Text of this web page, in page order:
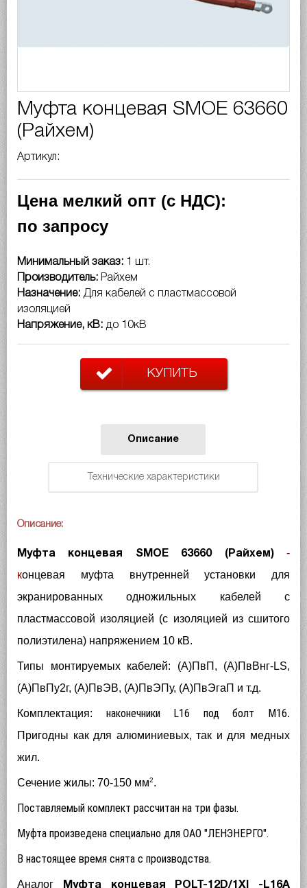
Муфта концевая SMOE 63660
(Райхем)
Артикул:
Цена мелкий опт (с НДС):
по запросу
Минимальный заказ:
1 шт.
Производитель: Райхем
Назначение: Для кабелей с пластмассовой
изоляцией
Напряжение, кВ: до 10кВ
КУПИТЬ
Описание
Технические характеристики
Описание:
Муфта концевая SMOE 63660 (Райхем)-
концевая муфта внутренней установки для
экранированных одножильных кабелей с
пластмассовой изоляцией (с изоляцией из сшитого
полиэтилена) напряжением 10 кВ.
Типы монтируемых кабелей: (А)ПвП, (А)ПвВнг-LS,
(А)ПвПу2г, (А)ПвЭВ, (А)ПвЭПу, (А)ПвЭгаП и т.д.
Комплектация: наконечники L16 под болт М16.
Пригодны как для алюминиевых, так и для медных
жил.
Сечение жилы: 70-150 мм2.
Поставляемый комплект рассчитан на три фазы.
Муфта произведена специально для ОАО "ЛЕНЭНЕРГО".
В настоящее время снята с производства.
Аналог Муфта концевая POLT-12D/1XI -L16A